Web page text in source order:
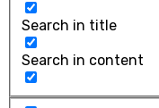
Search in title
Search in content